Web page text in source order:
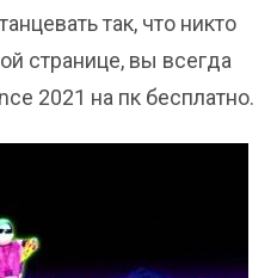
так, что никто
странице, вы всегда
2021 на пк бесплатно.